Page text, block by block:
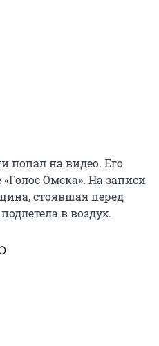
попал на видео. Его
Омска». На записи
стоявшая перед
в воздух.